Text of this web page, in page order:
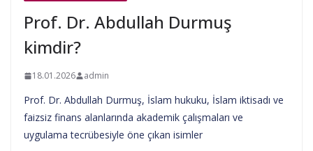
Prof. Dr. Abdullah Durmuş
kimdir?
18.01.2026 admin
Prof. Dr. Abdullah Durmuş, İslam hukuku, İslam iktisadı ve
faizsiz finans alanlarında akademik çalışmaları ve
uygulama tecrübesiyle öne çıkan isimler